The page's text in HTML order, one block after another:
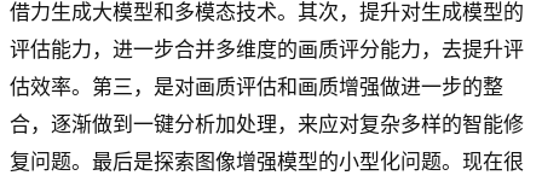
借力生成大模型和多模态技术。其次，提升对生成模型的
评估能力，进一步合并多维度的画质评分能力，去提升评
估效率。第三，是对画质评估和画质增强做进一步的整
合，逐渐做到一键分析加处理，来应对复杂多样的智能修
复问题。最后是探索图像增强模型的小型化问题。现在很